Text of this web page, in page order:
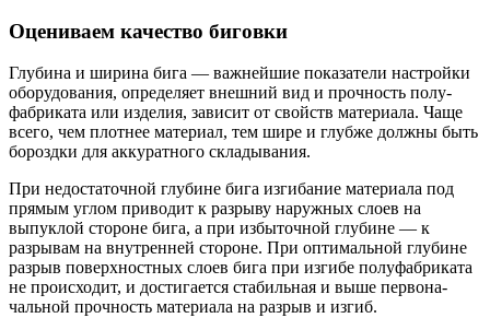
Оцениваем качество биговки
Глубина и ширина бига — важнейшие показатели настройки
обо­рудования, определяет внешний вид и прочность полу­
фабриката или изделия, зависит от свойств материала. Чаще
всего, чем плотнее материал, тем шире и глубже должны быть
бороздки для аккуратного складывания.
При недостаточной глубине бига изгибание материала под
прямым углом приводит к разрыву наружных слоев на
выпуклой стороне би­га, а при избыточной глубине — к
разрывам на внутренней сто­роне. При оптимальной глубине
разры­в поверхностных слоев бига при изгибе полуфабриката
не происходит, и достигается стабильная и выше первона­
чальной прочность ма­териала на разрыв и изгиб.